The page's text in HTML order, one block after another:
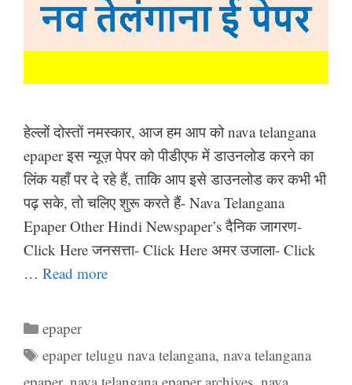
हेल्लों दोस्तों नमस्कार, आज हम आप को nava telangana
epaper इस न्यूज़ पेपर को पीडीएफ में डाउनलोड करने का
लिंक यहाँ पर दे रहे हैं, ताकि आप इसे डाउनलोड कर कभी भी
पढ़ सके, तो चलिए शुरू करते हैं- Nava Telangana
Epaper Other Hindi Newspaper’s दैनिक जागरण-
Click Here जनसत्ता- Click Here अमर उजाला- Click
… Read more
Categories
epaper
Tags
epaper telugu nava telangana,nava telangana